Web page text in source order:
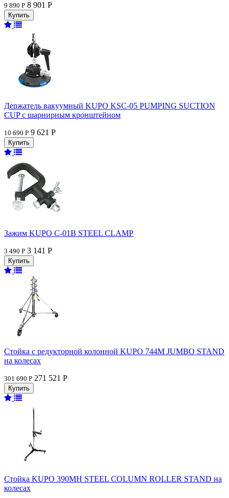
9 890 Р 8 901 Р
Держатель вакуумный KUPO KSC-05 PUMPING SUCTION
CUP с шарнирным кронштейном
10 690 Р 9 621 Р
Зажим KUPO C-01B STEEL CLAMP
3 490 Р 3 141 Р
Стойка с редукторной колонной KUPO 744M JUMBO STAND
на колесах
301 690 Р 271 521 Р
Стойка KUPO 390MH STEEL COLUMN ROLLER STAND на
колесах